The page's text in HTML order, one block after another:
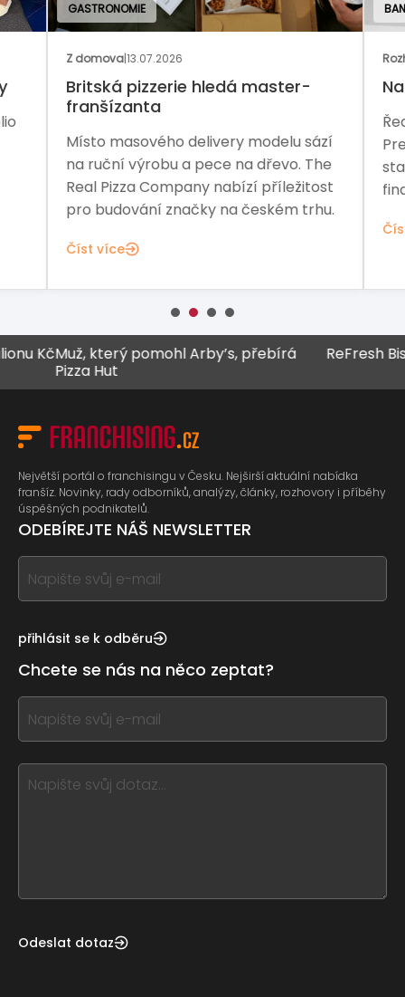
GASTRONOMIE
Z domova|13.07.2026
Britská pizzerie hledá master-
franšízanta
Místo masového delivery modelu sází
na ruční výrobu a pece na dřevo. The
Real Pizza Company nabízí příležitost
pro budování značky na českém trhu.
Číst více
Muž, který pomohl Arby’s, přebírá
Pizza Hut
ReFresh Bistro
Největší portál o franchisingu v Česku. Nejširší aktuální nabídka
franšíz. Novinky, rady odborníků, analýzy, články, rozhovory i příběhy
úspěšných podnikatelů.
ODEBÍREJTE NÁŠ NEWSLETTER
If
you
this,
this
form
field
blank
přihlásit se k odběru
Chcete se nás na něco zeptat?
If
you
this,
leave
Odeslat dotaz